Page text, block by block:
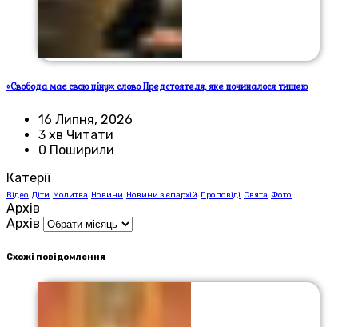
«Свобода має свою ціну»: слово Предстоятеля, яке починалося тишею
16 Липня, 2026
3 хв Читати
0 Поширили
Катерії
Відео Діти Молитва Новини Новини з єпархій Проповіді Свята Фото
Архів
Архів
Схожі повідомлення